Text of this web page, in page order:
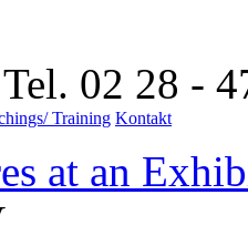
02 28 -
Training Kontakt
at an